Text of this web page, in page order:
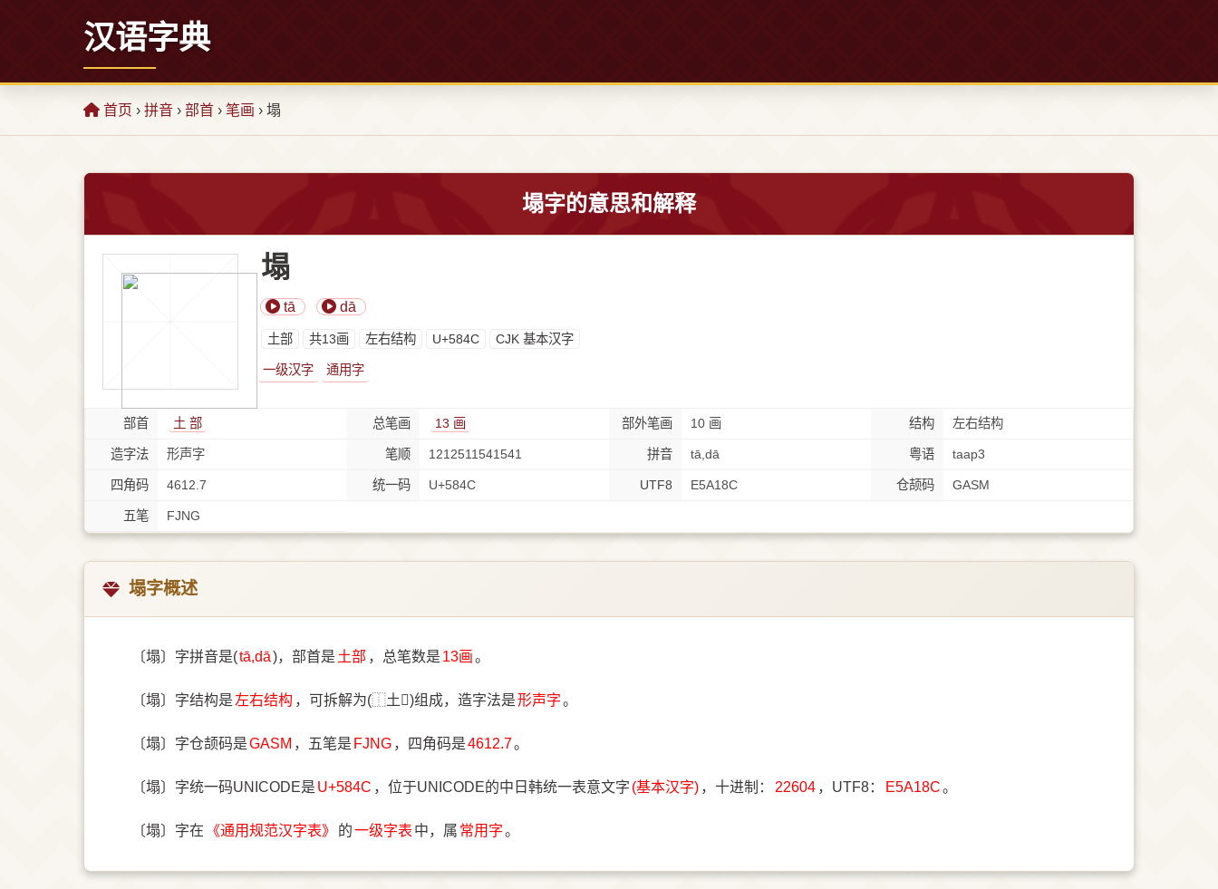
汉语字典
首页 › 拼音 › 部首 › 笔画 › 塌
塌字的意思和解释
塌
tā dā
⼟部 共13画 左右结构 U+584C CJK 基本汉字
一级汉字 通用字
部首 ⼟ 部 总笔画 13 画 部外笔画 10 画 结构 左右结构
造字法 形声字 笔顺 1212511541541 拼音 tā,dā 粤语 taap3
四角码 4612.7 统一码 U+584C UTF8 E5A18C 仓颉码 GASM
五笔 FJNG
塌字概述
〔塌〕字拼音是(tā,dā)，部首是 ⼟部 ，总笔数是 13画。
〔塌〕字结构是 左右结构 ，可拆解为(⿰土𦐇)组成，造字法是形声字。
〔塌〕字仓颉码是GASM ，五笔是 FJNG ，四角码是4612.7。
〔塌〕字统一码UNICODE是 U+584C ，位于UNICODE的中日韩统一表意文字 (基本汉字) ，十进制： 22604 ，UTF8： E5A18C。
〔塌〕字在 《通用规范汉字表》 的一级字表 中，属 常用字。